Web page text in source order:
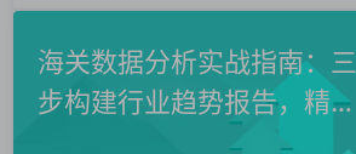
海关数据分析实战指南：三
步构建行业趋势报告，精准